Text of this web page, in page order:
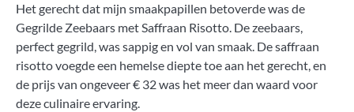
Het gerecht dat mijn smaakpapillen betoverde was de
Gegrilde Zeebaars met Saffraan Risotto. De zeebaars,
perfect gegrild, was sappig en vol van smaak. De saffraan
risotto voegde een hemelse diepte toe aan het gerecht, en
de prijs van ongeveer € 32 was het meer dan waard voor
deze culinaire ervaring.